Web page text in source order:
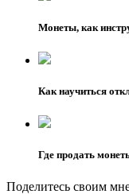
Монеты, как
Как научиться
Где продать
Поделитесь своим